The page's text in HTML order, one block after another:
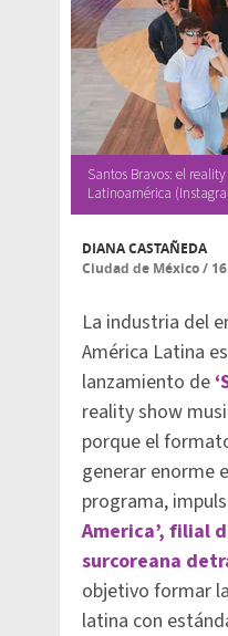
Santos Bravos: el
Latinoamérica
DIANA CASTAÑEDA
Ciudad de México/
La industria del
América Latina
lanzamiento de
reality show
porque el
generar enorme
programa,
America’, filial
surcoreana
objetivo formar
latina con